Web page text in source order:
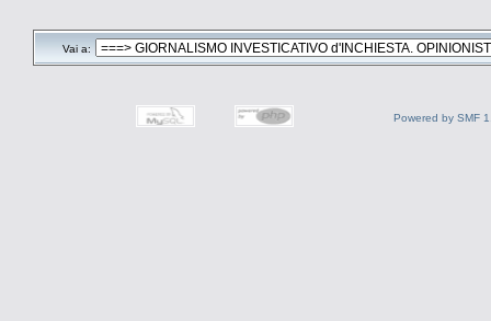
Vai a:
Powered by SMF